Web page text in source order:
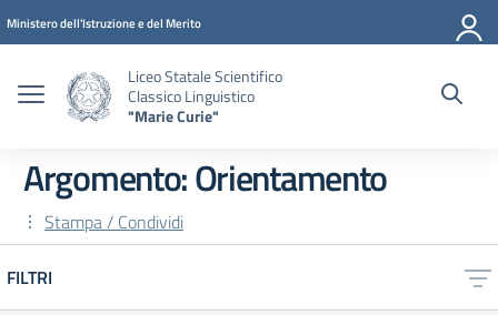
Vai ai contenuti
Vai al menu di navigazione
Vai al footer
Ministero dell'Istruzione e del Merito
Liceo Statale Scientifico
Classico Linguistico
"Marie Curie"
Argomento: Orientamento
Stampa / Condividi
FILTRI